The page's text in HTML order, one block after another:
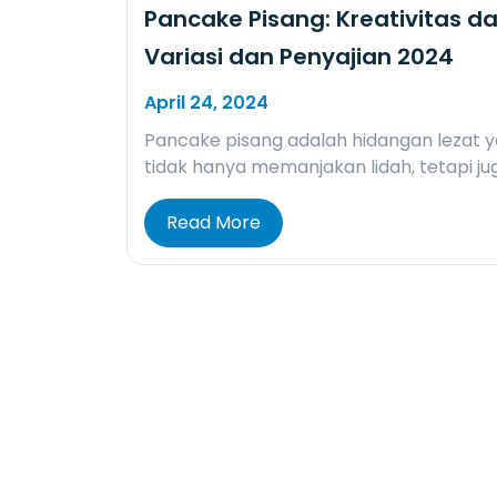
Pancake Pisang: Kreativitas
Variasi dan Penyajian 2024
April 24, 2024
Pancake pisang adalah hidangan lezat
tidak hanya memanjakan lidah, tetapi
Read More